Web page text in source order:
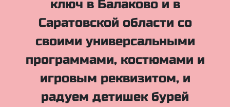
ключ в Балаково и в
Саратовской области со
своими универсальными
программами, костюмами и
игровым реквизитом, и
радуем детишек бурей